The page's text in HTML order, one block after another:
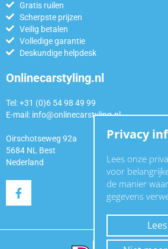
Gratis ruilen
Scherpste prijzen
Veilig betalen
Volledige garantie
Deskundige helpdesk
Onlinecarstyling.nl
Tel: +31 (0)6 54 98 49 99
E-mail: info@onlinecarstyling.nl
Oirschotseweg 92a
5684 NL Best
Nederland
Privacy
Lees onze
voor
de manier
gegevens